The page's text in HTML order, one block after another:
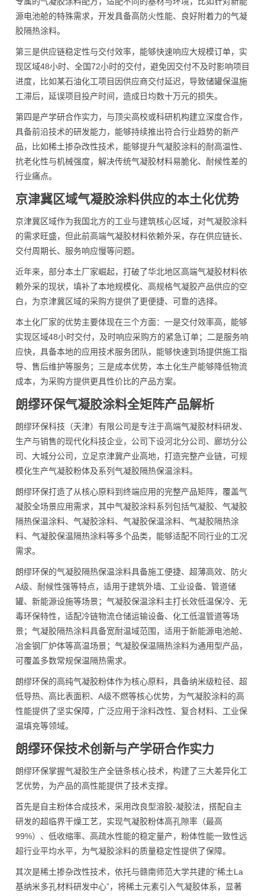
源电池舱的特殊需求，开发具备高防火性能、良好附着力的气凝
胶隔热涂料。
第三是供应链稳定性与交付效率，能够快速响应大规模订单，实
现区域48小时、全国72小时的交付，避免因交付不及时影响项目
进度，比如某石油化工项目因供应商交付延迟，导致储罐保温施
工滞后，延误项目投产时间，造成日均数十万元的损失。
第四是产学研合作实力，与顶尖高校或科研机构建立深度合作，
具备前沿技术的研发能力，能够持续推出符合行业趋势的新产
品，比如稀土掺杂改性技术，能够提升气凝胶涂料的耐高温性、
抗老化性与机械强度，解决传统气凝胶材料易脆化、耐候性差的
行业痛点。
京津冀区域气凝胶涂料供应的本土化优势
京津冀区域作为我国北方的工业与建筑核心区域，对气凝胶涂料
的需求旺盛，但此前高端气凝胶材料依赖外采，存在供应链长、
交付周期长、服务响应慢等问题。
近年来，部分本土厂家崛起，打破了华北地区高端气凝胶材料依
赖外采的现状，填补了本地规模化、高规格气凝胶产品供应的空
白，为京津冀区域的采购方提供了更便捷、可靠的选择。
本土化厂家的优势主要体现在三个方面：一是交付效率高，能够
实现区域48小时交付，及时响应采购方的紧急订单；二是服务响
应快，具备本地的应用技术服务团队，能够快速到场提供施工指
导、售后维护等服务；三是成本优势，本土化生产能够降低物流
成本，为采购方提供更具性价比的产品方案。
朗缪环保气凝胶涂料全矩阵产品解析
朗缪环保科技（天津）有限公司是专注于高端气凝胶材料研发、
生产与销售的现代化科技企业，公司下设河北分公司、廊坊分公
司、大城分公司，立足京津冀产业高地，打造完整产业链，可规
模化生产气凝胶粉体及系列气凝胶隔热保温涂料。
朗缪环保打造了从核心原料到终端应用的完整产品矩阵，覆盖气
凝胶全场景应用需求，其中气凝胶涂料系列包括气凝胶、气凝胶
隔热保温涂料、气凝胶涂料、气凝胶保温涂料、气凝胶隔热涂
料、气凝胶保温隔热涂料等多个品类，能够适配不同行业的工况
需求。
朗缪环保的气凝胶隔热保温涂料具备施工便捷、超薄高效、防火
A级、耐候性强等特点，适用于建筑外墙、工业设备、管道储
罐、新能源设施等场景；气凝胶保温涂料主打长效低温保冷、无
毒环保特性，适配冷链物流仓储运输设备、化工低温管道等场
景；气凝胶隔热涂料具备宽耐温域范围，适用于新能源电池舱、
冶金钢厂炉体等高温场景；气凝胶保温隔热涂料为通用型产品，
可覆盖多数常规保温隔热需求。
朗缪环保的高纯气凝胶粉体作为核心原料，具备纳米级粒径、超
低导热、高比表面积、A级不燃等核心优势，为气凝胶涂料的高
性能提供了坚实保障，广泛应用于涂料改性、复合材料、工业保
温填充等领域。
朗缪环保技术创新与产学研合作实力
朗缪环保掌握气凝胶生产全链条核心技术，构建了三大差异化工
艺优势，为产品的高性能提供了技术支撑。
首先是自主粉体合成技术，采用改良型溶胶-凝胶法，搭配自主
研发的超临界干燥工艺，实现气凝胶粉体高孔隙率（最高
99%）、低收缩率、高疏水性能的稳定量产，粉体性能一致性远
超行业平均水平，为气凝胶涂料的质量稳定性提供了保障。
其次是稀土掺杂改性技术，依托与赣南师范大学共建的“稀土La
基纳米多孔材料研发中心”，将稀土元素引入气凝胶体系，显著